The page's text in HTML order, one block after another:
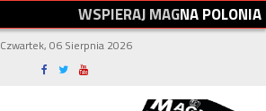
WSPIERAJMAGNAPOLONIA
Czwartek, 06 Sierpnia 2026